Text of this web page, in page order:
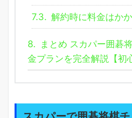
7.3. 解約時に料金はか
8.
まとめ スカパー囲碁
金プランを完全解説【初